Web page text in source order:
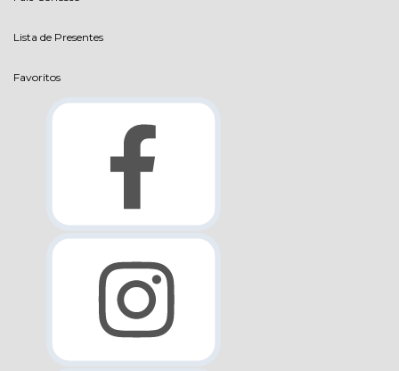
Lista de Presentes
Favoritos